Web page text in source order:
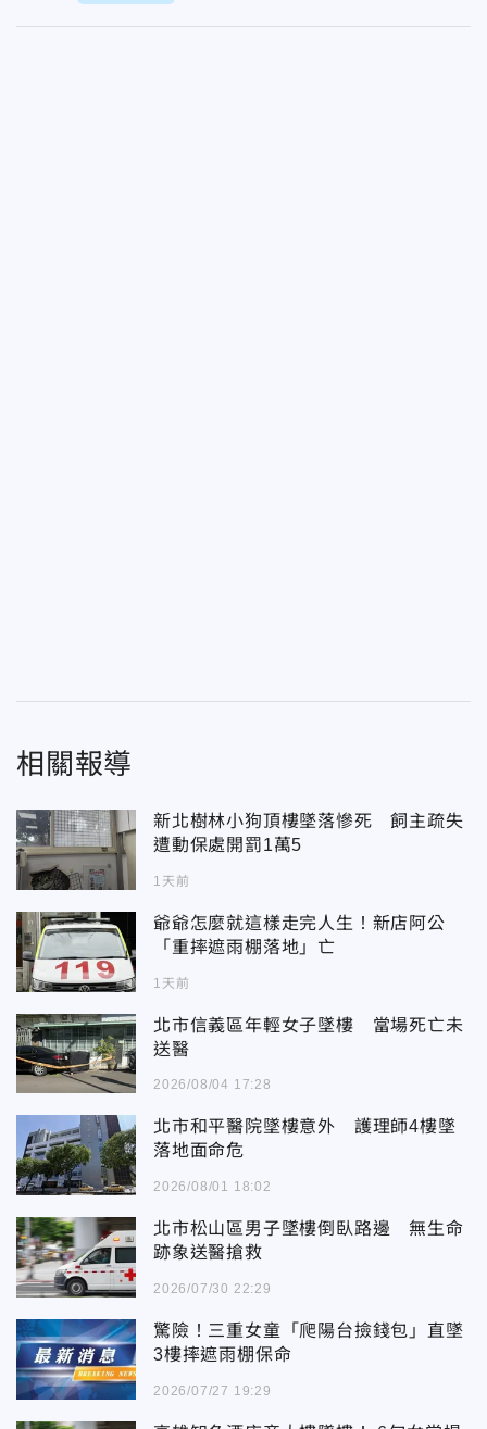
相關報導
新北樹林小狗頂樓墜落慘死 飼主疏失
遭動保處開罰1萬5
1天前
爺爺怎麼就這樣走完人生！新店阿公
「重摔遮雨棚落地」亡
1天前
北市信義區年輕女子墜樓 當場死亡未
送醫
2026/08/04 17:28
北市和平醫院墜樓意外 護理師4樓墜
落地面命危
2026/08/01 18:02
北市松山區男子墜樓倒臥路邊 無生命
跡象送醫搶救
2026/07/30 22:29
驚險！三重女童「爬陽台撿錢包」直墜
3樓摔遮雨棚保命
2026/07/27 19:29